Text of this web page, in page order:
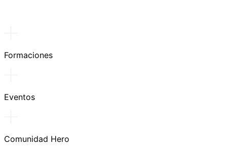
Formaciones
Eventos
Comunidad Hero